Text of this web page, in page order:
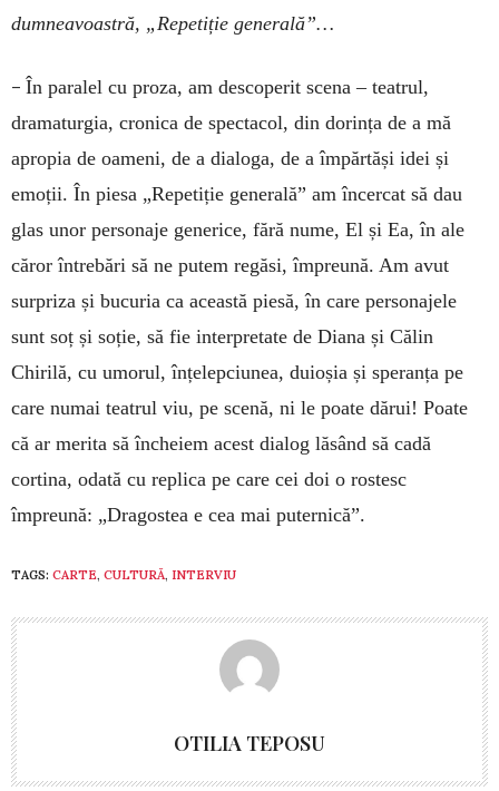
dumneavoastră, „Repetiție generală”…
– În paralel cu proza, am descoperit scena – teatrul,
dramaturgia, cronica de spectacol, din dorința de a mă
apropia de oameni, de a dialoga, de a împărtăși idei și
emoții. În piesa „Re­petiție generală” am încercat să dau
glas unor personaje generice, fără nume, El și Ea, în ale
căror întrebări să ne putem regăsi, împreună. Am avut
surpriza și bu­curia ca această piesă, în care personajele
sunt soț și soție, să fie interpretate de Diana și Călin
Chirilă, cu umorul, înțelepciunea, duioșia și speranța pe
care numai teatrul viu, pe scenă, ni le poate dărui! Poate
că ar merita să încheiem acest dialog lăsând să cadă
cortina, odată cu replica pe care cei doi o rostesc
împreună: „Dragostea e cea mai puternică”. ­­­­
TAGS: CARTE, CULTURĂ, INTERVIU
OTILIA TEPOSU